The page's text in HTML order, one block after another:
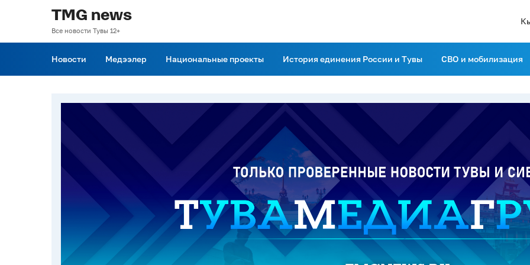
TMG news
Все новости Тувы 12+
Новости Медээлер Национальные проекты История единения России и Тувы СВО и мобилизация